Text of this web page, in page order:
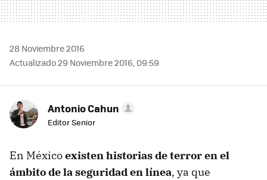
28 Noviembre 2016
Actualizado 29 Noviembre 2016, 09:59
Antonio Cahun
Editor Senior
En Méxicoexisten historias de terror en el
ámbito de la seguridad en línea, ya que